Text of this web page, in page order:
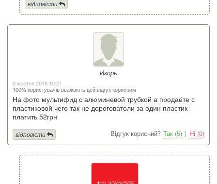
відповісти
Игорь
9 жовтня 2018 10:21
100% користувачів вважають цей відгук корисним
На фото мультифид с алюминевой трубкой а продаёте с
пластиковой чего так не дороговатоли за один пластик
платить 52грн
Відгук корисний? Так (5) | Ні (0)
відповісти